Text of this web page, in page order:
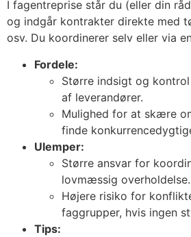
I fagentreprise står du (eller din
og indgår kontrakter direkte med
osv. Du koordinerer selv eller via
Fordele:
Større indsigt og
af leverandører.
Mulighed for at skære
finde
Ulemper:
Større ansvar for
lovmæssig overholdelse.
Højere risiko for
faggrupper, hvis ingen
Tips: